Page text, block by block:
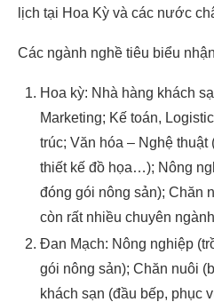
lịch tại Hoa Kỳ và các nước
Các ngành nghề tiêu biểu
Hoa kỳ: Nhà hàng khách
Marketing; Kế toán,
trúc; Văn hóa – Nghệ thuật
thiết kế đồ họa…); Nông
đóng gói nông sản);
còn rất nhiều chuyên
Đan Mạch: Nông nghiệp
gói nông sản); Chăn nuôi
khách sạn (đầu bếp, phục